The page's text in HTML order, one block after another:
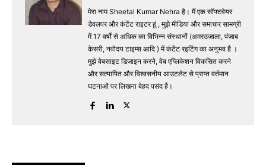
मेरा नाम Sheetal Kumar Nehra है। मैं एक सॉफ्टवेयर
डेवलपर और कंटेंट राइटर हूं , मुझे मीडिया और समाचार सामग्री
में 17 वर्षों से अधिक का विभिन्न संस्थानों (अमरउजाला, पंजाब
केसरी, नवोदय टाइम्स आदि ) में कंटेंट रइटिंग का अनुभव है ।
मुझे वेबसाइट डिजाइन करने, वेब एप्लिकेशन विकसित करने
और सत्यापित और विश्वसनीय आउटलेट से प्राप्त वर्तमान
घटनाओं पर लिखना बेहद पसंद है।